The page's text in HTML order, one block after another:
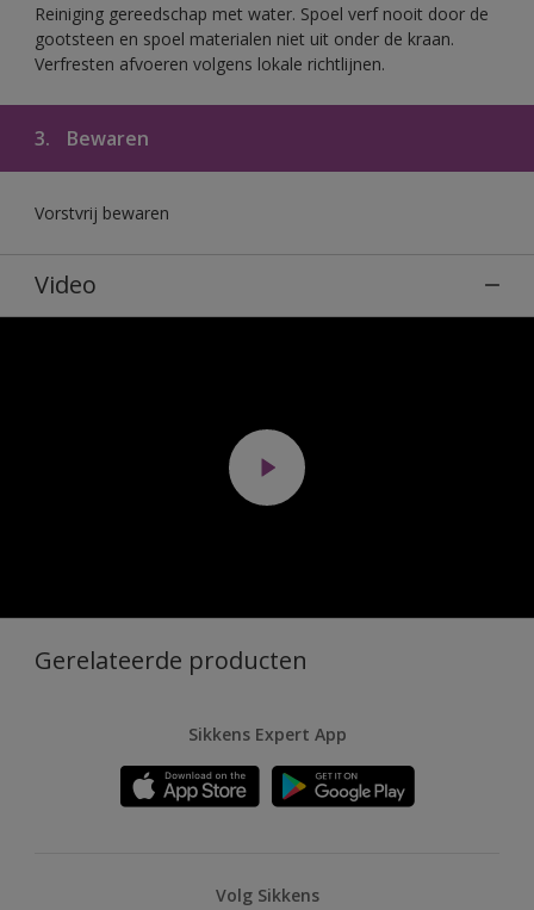
Reiniging gereedschap met water. Spoel verf nooit door de
gootsteen en spoel materialen niet uit onder de kraan.
Verfresten afvoeren volgens lokale richtlijnen.
3. Bewaren
Vorstvrij bewaren
Video
Gerelateerde producten
Sikkens Expert App
Volg Sikkens